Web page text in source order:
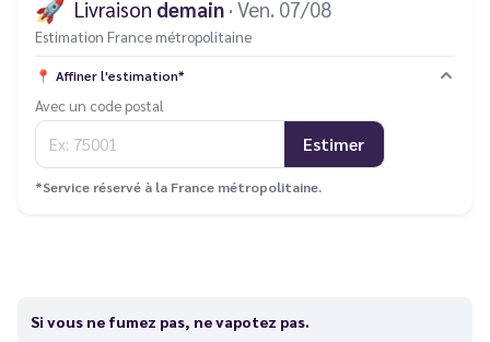
🚀 Livraison demain · Ven. 07/08
Estimation France métropolitaine
📍 Affiner l'estimation*
Avec un code postal
Estimer
*Service réservé à la France métropolitaine.
Si vous ne fumez pas, ne vapotez pas.